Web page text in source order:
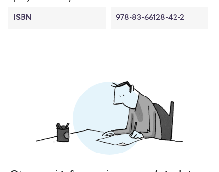
ISBN 978-83-66128-42-2